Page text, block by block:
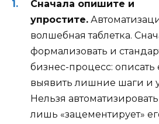
Сначала опишите и
упростите.
волшебная таблетка.
формализовать и
бизнес-процесс: описать
выявить лишние шаги и
Нельзя
лишь «зацементирует»